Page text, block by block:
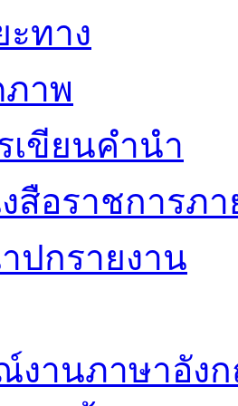
ทาง
าพ
เขียนคำนำ
สือราชการภ
ปกรายงาน
านภาษาอัง